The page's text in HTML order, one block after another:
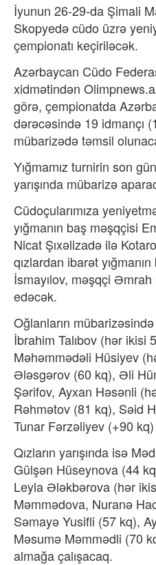
İyunun 26-29-da Şimali
Skopyedə cüdo üzrə
çempionatı keçiriləcək.
Azərbaycan Cüdo
xidmətindən
görə, çempionatda
dərəcəsində 19 idmançı
mübarizədə təmsil
Yığmamız turnirin son
yarışında mübarizə
Cüdoçularımıza
yığmanın baş məşqçisi
Nicat Şıxəlizadə ilə
qızlardan ibarət
İsmayılov, məşqçi
edəcək.
Oğlanların
İbrahim Talıbov (hər
Məhəmmədəli Hüsiyev
Ələsgərov (60 kq), Əli
Şərifov, Ayxan Həsənli
Rəhmətov (81 kq), Səid
Tunar Fərzəliyev (+90
Qızların yarışında isə
Gülşən Hüseynova (44
Leyla Ələkbərova (hər
Məmmədova, Nuranə
Səmayə Yusifli (57 kq),
Məsumə Məmmədli (70
almağa çalışacaq.